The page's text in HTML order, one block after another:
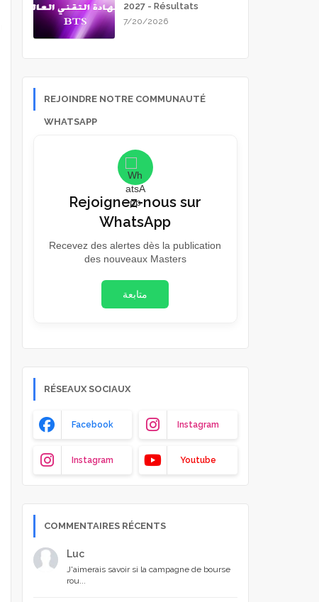
2027 - Résultats
d'admission
7/20/2026
REJOINDRE NOTRE COMMUNAUTÉ
WHATSAPP
Rejoignez-nous sur
WhatsApp
Recevez des alertes dès la publication
des nouveaux Masters
متابعة
RÉSEAUX SOCIAUX
Facebook Instagram
Instagram Youtube
COMMENTAIRES RÉCENTS
Luc
J'aimerais savoir si la campagne de bourse
rou...